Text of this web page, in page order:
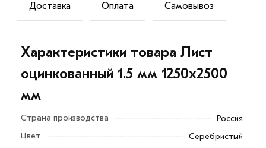
Доставка Оплата Самовывоз
Характеристики товара Лист
оцинкованный 1.5 мм 1250х2500
мм
Страна производства
Россия
Цвет
Серебристый